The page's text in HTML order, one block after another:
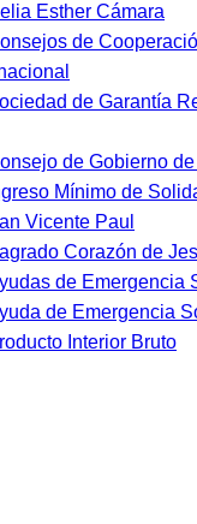
Esther Cámara
de
de Garantía
de Gobierno
Mínimo de
Vicente Paul
Corazón de
de Emergencia
de Emergencia
Interior Bruto